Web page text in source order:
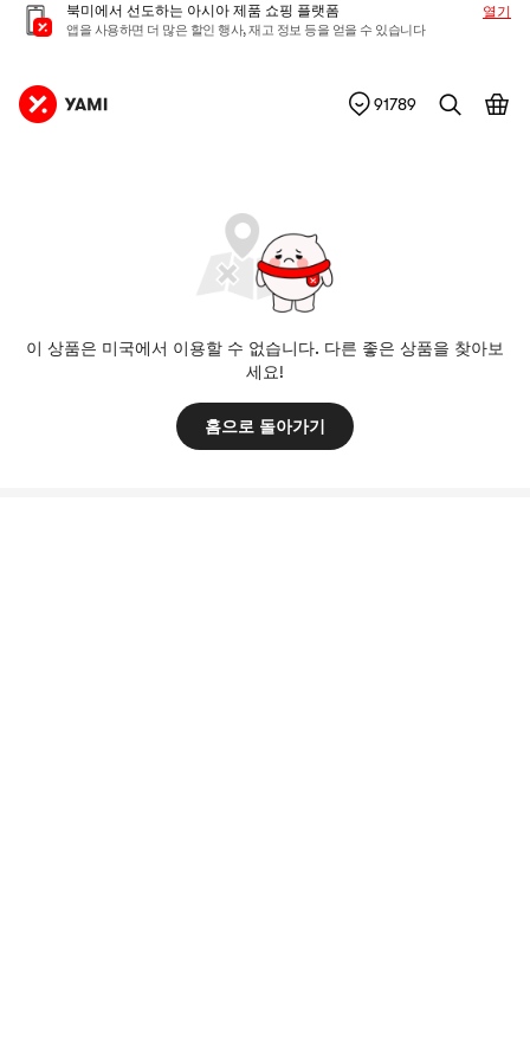
북미에서 선도하는 아시아 제품 쇼핑 플랫폼
앱을 사용하면 더 많은 할인 행사, 재고 정보 등을 얻을 수 있습니다
열기
91789
이 상품은 미국에서 이용할 수 없습니다. 다른 좋은 상품을 찾아보
세요!
홈으로 돌아가기